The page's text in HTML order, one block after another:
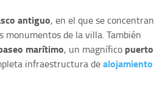
antiguo, en el que se concentran
monumentos de la villa. También
marítimo, un magnífico puerto
infraestructura dealojamiento